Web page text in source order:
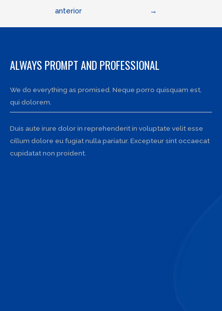
anterior
→
ALWAYS PROMPT AND PROFESSIONAL
We do everything as promised. Neque porro quisquam est,
qui dolorem.
Duis aute irure dolor in reprehenderit in voluptate velit esse
cillum dolore eu fugiat nulla pariatur. Excepteur sint occaecat
cupidatat non proident.